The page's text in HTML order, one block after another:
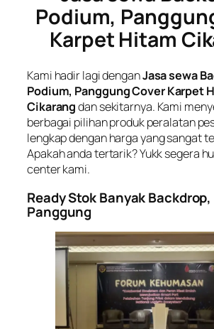
Podium,
Karpet Hitam
Kami hadir lagi denganJasa sewa
Podium, Panggung Cover Karpet
Cikarangdan sekitarnya. Kami
berbagai pilihan produk peralatan
lengkap dengan harga yang sangat
Apakah anda tertarik? Yukk segera
center kami.
Ready Stok Banyak
Panggung